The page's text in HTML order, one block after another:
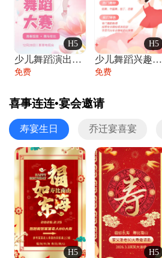
H5
少儿舞蹈演出舞蹈比赛跳舞大赛文艺汇演活动
免费
H5
少儿舞蹈兴趣班艺术培训学校招生宣传
免费
喜事连连•宴会邀请
寿宴生日 乔迁宴喜宴
H5 H5